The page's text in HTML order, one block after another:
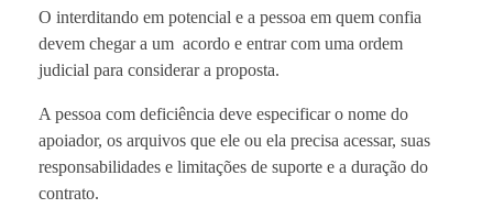
O interditando em potencial e a pessoa em quem confia
devem chegar a um acordo e entrar com uma ordem
judicial para considerar a proposta.
A pessoa com deficiência deve especificar o nome do
apoiador, os arquivos que ele ou ela precisa acessar, suas
responsabilidades e limitações de suporte e a duração do
contrato.